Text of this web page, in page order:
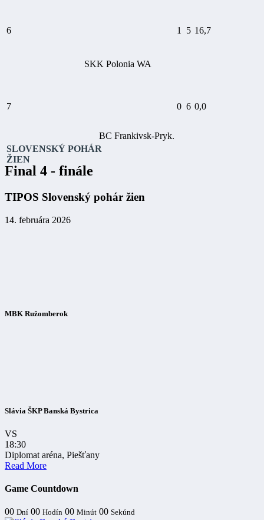
6
SKK Polonia WA
1 5 16,7
7
BC Frankivsk-Pryk.
0 6 0,0
SLOVENSKÝ POHÁR
ŽIEN
Final 4 - finále
TIPOS Slovenský pohár žien
14. februára 2026
MBK Ružomberok
Slávia ŠKP Banská Bystrica
VS
18:30
Diplomat aréna, Piešťany
Read More
Game Countdown
00 Dní 00 Hodín 00 Minút 00 Sekúnd